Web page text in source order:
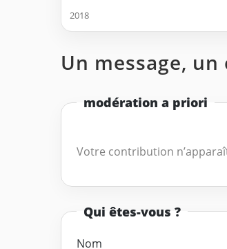
2018
Un message,
modération a priori
Votre contribution
Qui êtes-vous ?
Nom